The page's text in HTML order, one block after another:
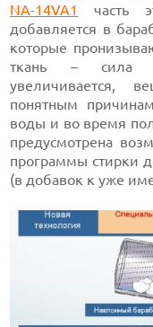
NA-14VA1
часть
добавляется в
которые
ткань – сила
увеличивается,
понятным
воды и во время
предусмотрена
программы стирки
(в добавок к уже